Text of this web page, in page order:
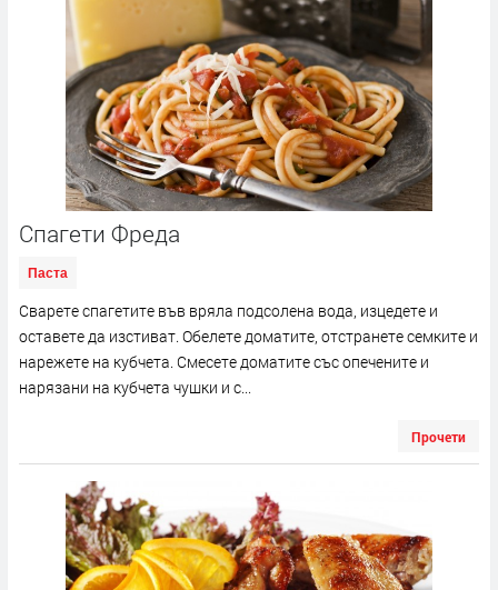
Спагети Фреда
Паста
Сварете спагетите във вряла подсолена вода, изцедете и
оставете да изстиват. Обелете доматите, отстранете семките и
нарежете на кубчета. Смесете доматите със опечените и
нарязани на кубчета чушки и с...
Прочети